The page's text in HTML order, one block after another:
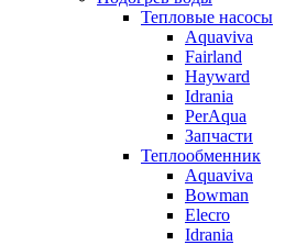
Тепловые насосы
Aquaviva
Fairland
Hayward
Idrania
PerAqua
Запчасти
Теплообменник
Aquaviva
Bowman
Elecro
Idrania